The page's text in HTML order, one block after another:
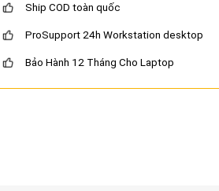
Ship COD toàn quốc
ProSupport 24h Workstation desktop
Bảo Hành 12 Tháng Cho Laptop